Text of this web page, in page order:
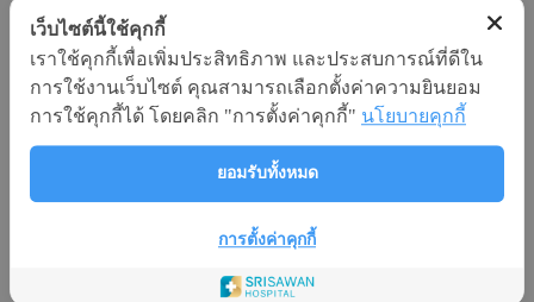
โรงพยาบาลศรีสวรรค์ จัดกิจกรรม “The Harmony of
Hormones & Handcraft”
เน้นแนวคิดสุขภาพสมดุลจากภายใน สู่ชีวิตที่ยืนยาวอย่างยั่งยืน
เมื่อวันที่ 15 มิถุนายน 2568 โรงพยาบาลศรีสวรรค์ นครสวรรค์
ร่วมกับ The Longevist จัดกิจกรรมพิเศษ “The Harmony of
Hormones & Handcraft” ภายใต้แนวคิด “เพราะความสมดุล คือ
เว็บไซต์นี้ใช้คุกกี้
เราใช้คุกกี้เพื่อเพิ่มประสิทธิภาพ และประสบการณ์ที่ดีใน
การใช้งานเว็บไซต์ คุณสามารถเลือกตั้งค่าความยินยอม
การใช้คุกกี้ได้ โดยคลิก "การตั้งค่าคุกกี้" นโยบายคุกกี้
ยอมรับทั้งหมด
การตั้งค่าคุกกี้